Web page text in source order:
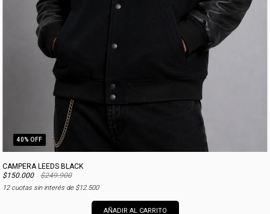
40% OFF
CAMPERA LEEDS BLACK
$150.000
$249.900
12cuotas sin interés de $12.500
AÑADIR AL CARRITO